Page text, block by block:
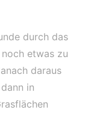
durch das
etwas zu
daraus
in